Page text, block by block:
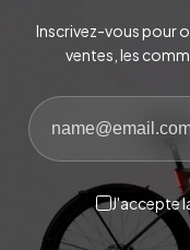
Inscrivez-vous pour
ventes, les
J'accepte